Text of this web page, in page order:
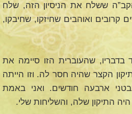
ששלח את הניסיון הזה, שלח
קרובים ואוהבים שחיזקו, שחיבקו,
בדבריו, שהעוברית הזו סיימה את
הקצר שהיה חסר לה. וזו הייתה
ארבעה חודשים. ואני באמת
התיקון שלה, והשליחות שלי.